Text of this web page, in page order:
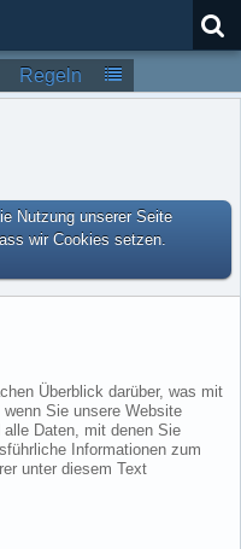
Regeln
Nutzung unserer Seite
wir Cookies setzen.
Überblick darüber, was mit
Sie unsere Website
Daten, mit denen Sie
Informationen zum
unter diesem Text